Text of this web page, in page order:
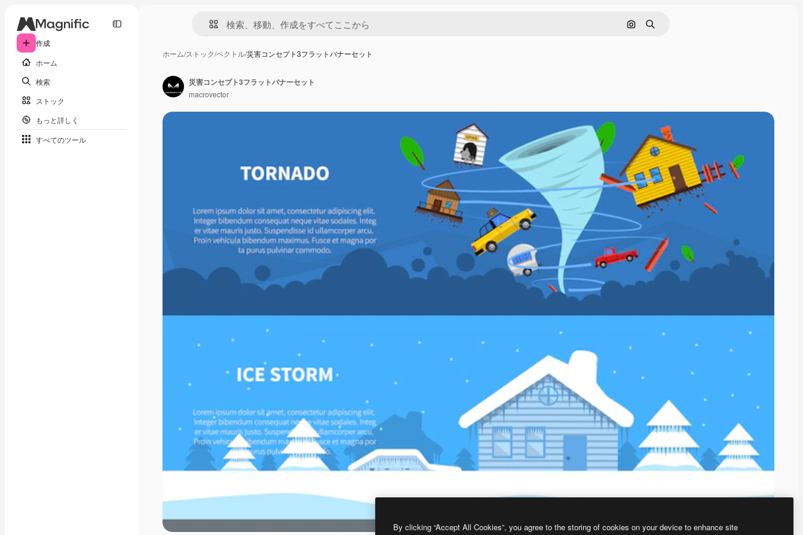
作成
ホーム
検索
ストック
もっと詳しく
すべてのツール
画像で検索
検索
ホーム/ストック/ベクトル/災害コンセプト3フラットバナーセット
災害コンセプト3フラットバナーセット
macrovector
By clicking “Accept All Cookies”, you agree to the storing of cookies on your device to enhance site